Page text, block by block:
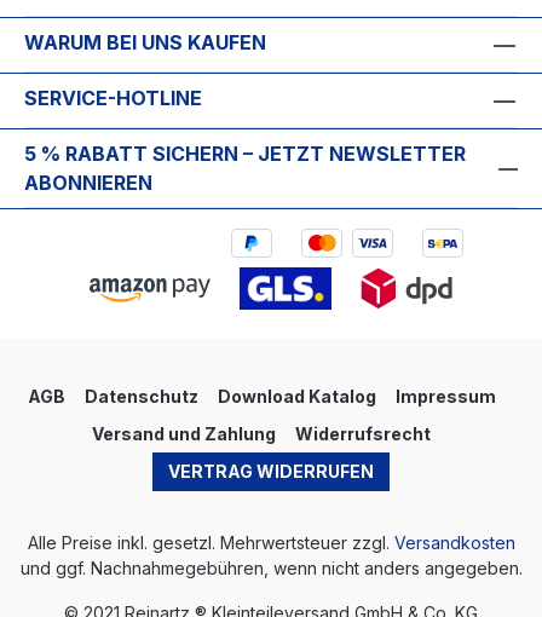
WARUM BEI UNS KAUFEN
SERVICE-HOTLINE
5 % RABATT SICHERN – JETZT NEWSLETTER
ABONNIEREN
AGB Datenschutz Download Katalog
Impressum
Versand und Zahlung
Widerrufsrecht
VERTRAG WIDERRUFEN
Alle Preise inkl. gesetzl. Mehrwertsteuer zzgl. Versandkosten
und ggf. Nachnahmegebühren, wenn nicht anders angegeben.